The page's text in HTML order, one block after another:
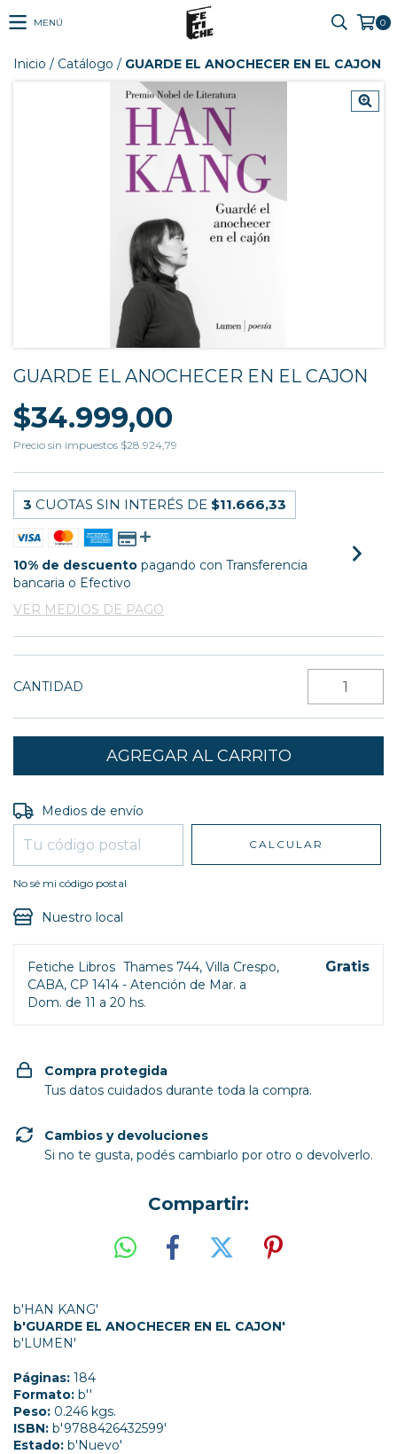
MENÚ 0
Inicio / Catálogo / GUARDE EL ANOCHECER EN EL CAJON
GUARDE EL ANOCHECER EN EL CAJON
$34.999,00
Precio sin impuestos $28.924,79
3 CUOTAS SIN INTERÉS DE $11.666,33
10% de descuento pagando con Transferencia
bancaria o Efectivo
VER MEDIOS DE PAGO
CANTIDAD
Entregas para el CP:
Medios de envío
CALCULAR
No sé mi código postal
Nuestro local
Fetiche Libros Thames 744, Villa Crespo,
CABA, CP 1414 - Atención de Mar. a
Dom. de 11 a 20 hs.
Gratis
Compra protegida
Tus datos cuidados durante toda la compra.
Cambios y devoluciones
Si no te gusta, podés cambiarlo por otro o devolverlo.
Compartir:
b'HAN KANG'
b'GUARDE EL ANOCHECER EN EL CAJON'
b'LUMEN'
Páginas: 184
Formato: b''
Peso: 0.246 kgs.
ISBN: b'9788426432599'
Estado: b'Nuevo'